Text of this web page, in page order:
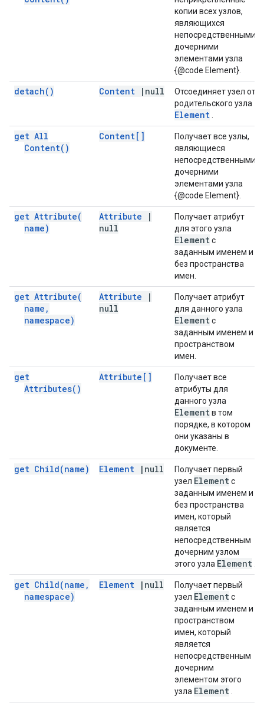
копии всех узлов,
являющихся
непосредственными
дочерними
элементами узла
{@code Element}.
detach( ) Content | null
Отсоединяет узел от
родительского узла
Element
get All
Content( )
Content[]
Получает все узлы,
являющиеся
непосредственными
дочерними
элементами узла
{@code Element}.
get Attribute(
name)
Attribute
|
null
Получает атрибут
для этого узла
Elementс
заданным именем и
без пространства
имен.
get Attribute(
name ,
namespace)
Attribute
|
null
Получает атрибут
для данного узла
Elementс
заданным именем и
пространством
имен.
get
Attributes( )
Attribute[]
Получает все
атрибуты для
данного узла
Elementв том
порядке, в котором
они указаны в
документе.
get Child(name) Element | null
Получает первый
узел Elementс
заданным именем и
без пространства
имен, который
является
непосредственным
дочерним узлом
этого узла Element
get Child(name ,
namespace)
Element | null
Получает первый
узел Elementс
заданным именем и
пространством
имен, который
является
непосредственным
дочерним
элементом этого
узла Element